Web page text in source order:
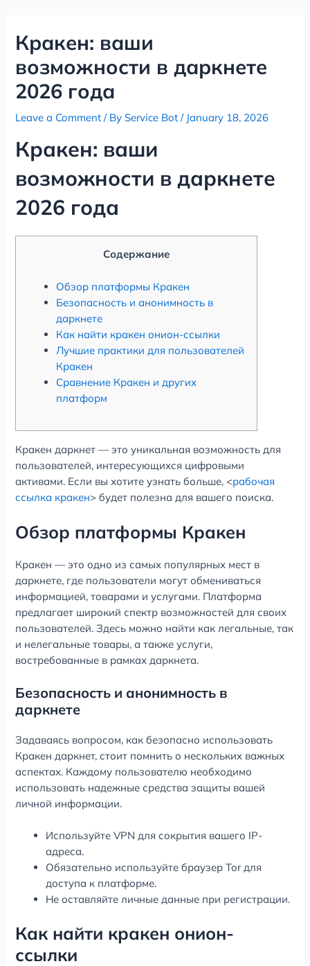
contentКракен: ваши
возможности в даркнете
2026 года
Leave a Comment / ByService Bot/ January 18, 2026
Кракен: ваши
возможности в даркнете
2026 года
Содержание
Обзор платформы Кракен
Безопасность и анонимность в
даркнете
Как найти кракен онион-ссылки
Лучшие практики для пользователей
Кракен
Сравнение Кракен и других
платформ
Кракен даркнет — это уникальная возможность для
пользователей, интересующихся цифровыми
активами. Если вы хотите узнать больше, <рабочая
ссылка кракен> будет полезна для вашего поиска.
Обзор платформы Кракен
Кракен — это одно из самых популярных мест в
даркнете, где пользователи могут обмениваться
информацией, товарами и услугами. Платформа
предлагает широкий спектр возможностей для своих
пользователей. Здесь можно найти как легальные, так
и нелегальные товары, а также услуги,
востребованные в рамках даркнета.
Безопасность и анонимность в
даркнете
Задаваясь вопросом, как безопасно использовать
Кракен даркнет, стоит помнить о нескольких важных
аспектах. Каждому пользователю необходимо
использовать надежные средства защиты вашей
личной информации.
Используйте VPN для сокрытия вашего IP-
адреса.
Обязательно используйте браузер Tor для
доступа к платформе.
Не оставляйте личные данные при регистрации.
Как найти кракен онион-
ссылки